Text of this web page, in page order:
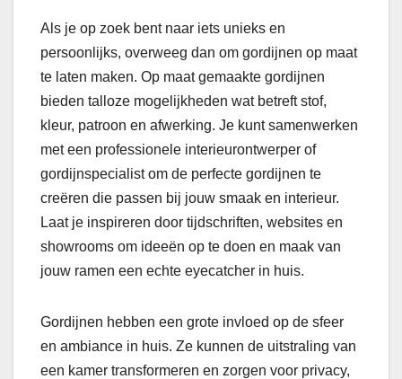
Als je op zoek bent naar iets unieks en
persoonlijks, overweeg dan om gordijnen op maat
te laten maken. Op maat gemaakte gordijnen
bieden talloze mogelijkheden wat betreft stof,
kleur, patroon en afwerking. Je kunt samenwerken
met een professionele interieurontwerper of
gordijnspecialist om de perfecte gordijnen te
creëren die passen bij jouw smaak en interieur.
Laat je inspireren door tijdschriften, websites en
showrooms om ideeën op te doen en maak van
jouw ramen een echte eyecatcher in huis.
Gordijnen hebben een grote invloed op de sfeer
en ambiance in huis. Ze kunnen de uitstraling van
een kamer transformeren en zorgen voor privacy,